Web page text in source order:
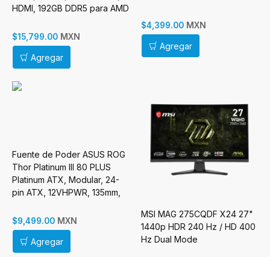
HDMI, 192GB DDR5 para AMD
$15,799.00 MXN
Agregar
$4,399.00 MXN
Agregar
Fuente de Poder ASUS ROG
Thor Platinum III 80 PLUS
Platinum ATX, Modular, 24-
pin ATX, 12VHPWR, 135mm,
$9,499.00 MXN
Agregar
MSI MAG 275CQDF X24 27"
1440p HDR 240 Hz / HD 400
Hz Dual Mode